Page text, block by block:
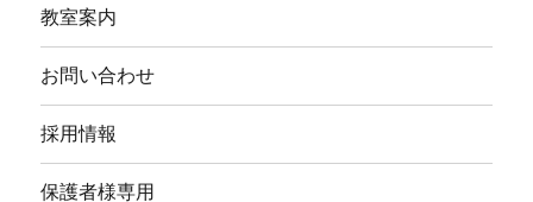
教室案内
お問い合わせ
採用情報
保護者様専用